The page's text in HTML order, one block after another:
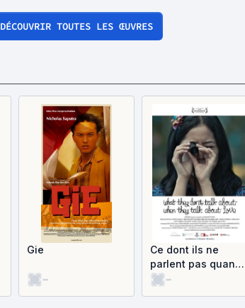
DÉCOUVRIR TOUTES LES ŒUVRES
Gie
-
Ce dont ils ne
parlent pas quand
ils parlent d'amour
-